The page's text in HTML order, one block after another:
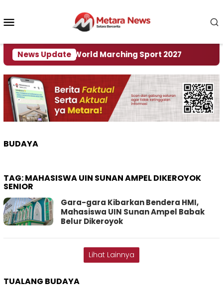
konten
News Update
Rumah World Marching Sport 2027
BUDAYA
TAG:MAHASISWA UIN SUNAN AMPEL DIKEROYOK
SENIOR
Gara-gara Kibarkan Bendera HMI,
Mahasiswa UIN Sunan Ampel Babak
Belur Dikeroyok
Lihat Lainnya
TUALANG BUDAYA